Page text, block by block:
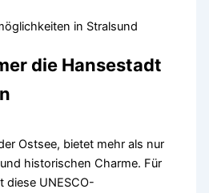
in Stralsund
die Hansestadt
Ostsee, bietet mehr als nur
historischen Charme. Für
diese UNESCO-